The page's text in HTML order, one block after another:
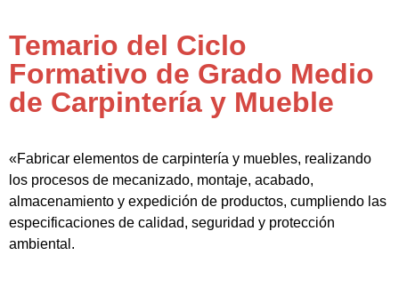
Temario del Ciclo
Formativo de Grado Medio
de Carpintería y Mueble
«Fabricar elementos de carpintería y muebles, realizando
los procesos de mecanizado, montaje, acabado,
almacenamiento y expedición de productos, cumpliendo las
especificaciones de calidad, seguridad y protección
ambiental.